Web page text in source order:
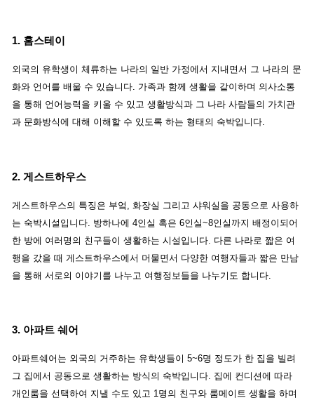
1. 홈스테이
외국의 유학생이 체류하는 나라의 일반 가정에서 지내면서 그 나라의 문
화와 언어를 배울 수 있습니다. 가족과 함께 생활을 같이하며 의사소통
을 통해 언어능력을 키울 수 있고 생활방식과 그 나라 사람들의 가치관
과 문화방식에 대해 이해할 수 있도록 하는 형태의 숙박입니다.
2. 게스트하우스
게스트하우스의 특징은 부엌, 화장실 그리고 샤워실을 공동으로 사용하
는 숙박시설입니다. 방하나에 4인실 혹은 6인실~8인실까지 배정이되어
한 방에 여러명의 친구들이 생활하는 시설입니다. 다른 나라로 짧은 여
행을 갔을 때 게스트하우스에서 머물면서 다양한 여행자들과 짧은 만남
을 통해 서로의 이야기를 나누고 여행정보들을 나누기도 합니다.
3. 아파트 쉐어
아파트쉐어는 외국의 거주하는 유학생들이 5~6명 정도가 한 집을 빌려
그 집에서 공동으로 생활하는 방식의 숙박입니다. 집에 컨디션에 따라
개인룸을 선택하여 지낼 수도 있고 1명의 친구와 룸메이트 생활을 하며